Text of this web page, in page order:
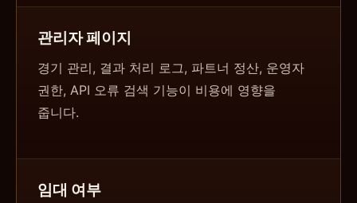
관리자 페이지
경기 관리, 결과 처리 로그, 파트너 정산, 운영자
권한, API 오류 검색 기능이 비용에 영향을
줍니다.
임대 여부